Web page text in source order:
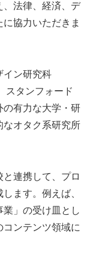
、法律、経済、デ
協力いただきま
イン研究科
スタンフォード
の有力な大学・研
なオタク系研究所
連携して、プロ
ます。例えば、
」の受け皿とし
ンテンツ領域に